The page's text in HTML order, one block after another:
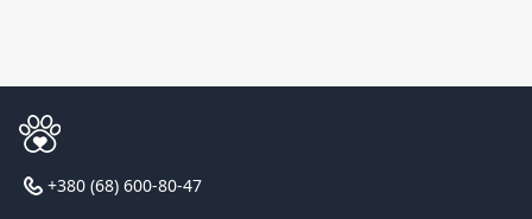
+380 (68) 600-80-47